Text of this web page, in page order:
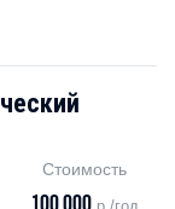
Стоимость